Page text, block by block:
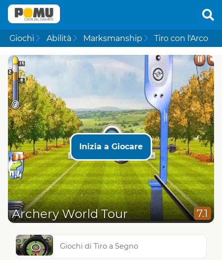
Giochi Abilità Marksmanship Tiro con l'Arco
Inizia a Giocare
Archery World Tour 7.1
Giochi di Tiro a Segno